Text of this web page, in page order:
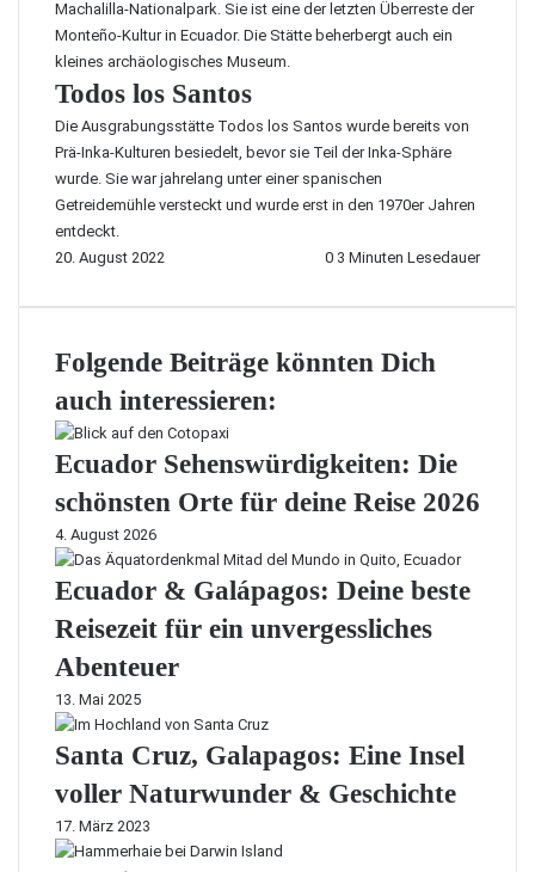
Machalilla-Nationalpark. Sie ist eine der letzten Überreste der
Monteño-Kultur in Ecuador. Die Stätte beherbergt auch ein
kleines archäologisches Museum.
Todos los Santos
Die Ausgrabungsstätte Todos los Santos wurde bereits von
Prä-Inka-Kulturen besiedelt, bevor sie Teil der Inka-Sphäre
wurde. Sie war jahrelang unter einer spanischen
Getreidemühle versteckt und wurde erst in den 1970er Jahren
entdeckt.
20. August 2022
0 3 Minuten Lesedauer
Folgende Beiträge könnten Dich
auch interessieren:
Ecuador Sehenswürdigkeiten: Die
schönsten Orte für deine Reise 2026
4. August 2026
Ecuador & Galápagos: Deine beste
Reisezeit für ein unvergessliches
Abenteuer
13. Mai 2025
Santa Cruz, Galapagos: Eine Insel
voller Naturwunder & Geschichte
17. März 2023